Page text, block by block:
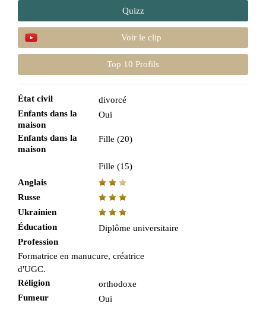
Quizz
Voir le clip
Top 10 Profils
État civil
divorcé
Enfants dans la
maison
Oui
Enfants dans la
maison
Fille (20)
Fille (15)
Anglais
Russe
Ukrainien
Éducation
Diplôme universitaire
Profession
Formatrice en manucure, créatrice
d'UGC.
Réligion
orthodoxe
Fumeur
Oui